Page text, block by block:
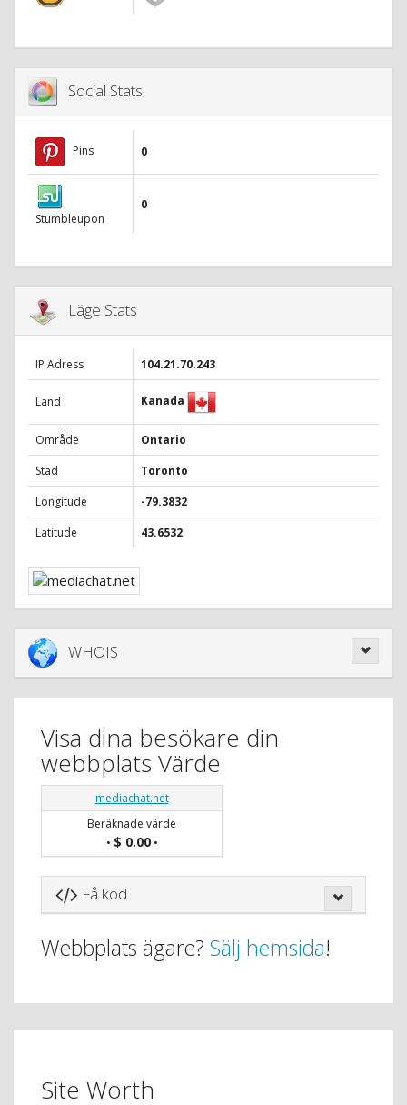
Social Stats
Pins 0
Stumbleupon
0
Läge Stats
IP Adress 104.21.70.243
Land Kanada
Område
Ontario
Stad
Toronto
Longitude
-79.3832
Latitude
43.6532
WHOIS
Visa dina besökare din
webbplats Värde
mediachat.net
Beräknade värde
• $ 0.00•
Få kod
Webbplats ägare? Sälj hemsida!
Site Worth